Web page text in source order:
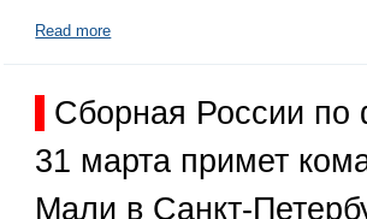
Read more
Сборная России по
31 марта примет
Мали в Санкт-